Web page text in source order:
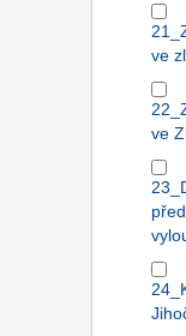
ve
ve